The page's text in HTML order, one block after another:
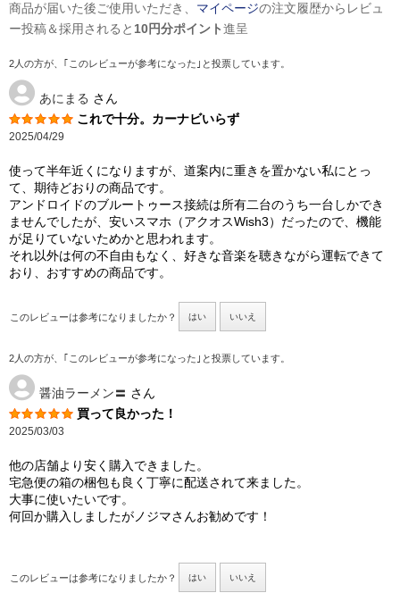
商品が届いた後ご使用いただき、 マイページの注文履歴からレビュ
ー投稿＆採用されると 10円分ポイント進呈
2人の方が、｢このレビューが参考になった｣と投票しています。
あにまる さん
これで十分。カーナビいらず
2025/04/29
使って半年近くになりますが、道案内に重きを置かない私にとっ
て、期待どおりの商品です。
アンドロイドのブルートゥース接続は所有二台のうち一台しかでき
ませんでしたが、安いスマホ（アクオスWish3）だったので、機能
が足りていないためかと思われます。
それ以外は何の不自由もなく、好きな音楽を聴きながら運転できて
おり、おすすめの商品です。
このレビューは参考になりましたか？ はい いいえ
2人の方が、｢このレビューが参考になった｣と投票しています。
醤油ラーメン〓 さん
買って良かった！
2025/03/03
他の店舗より安く購入できました。
宅急便の箱の梱包も良く丁寧に配送されて来ました。
大事に使いたいです。
何回か購入しましたがノジマさんお勧めです！
このレビューは参考になりましたか？ はい いいえ